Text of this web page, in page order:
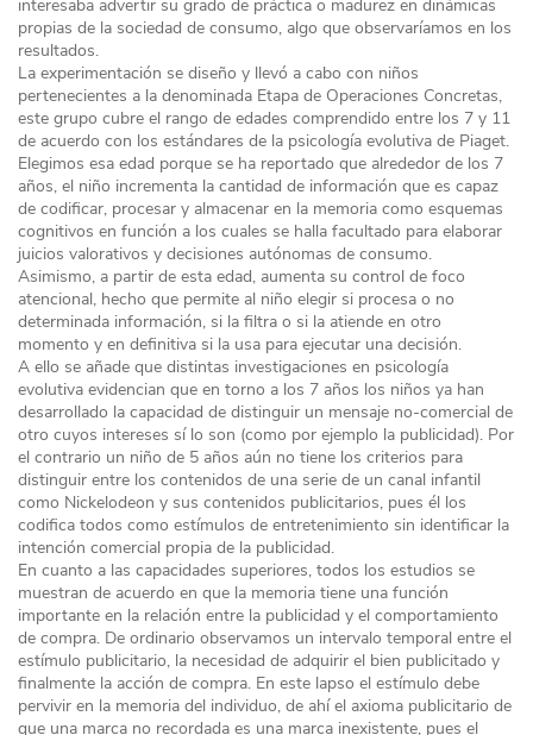
interesaba advertir su grado de práctica o madurez en dinámicas
propias de la sociedad de consumo, algo que observaríamos en los
resultados.
La experimentación se diseño y llevó a cabo con niños
pertenecientes a la denominada Etapa de Operaciones Concretas,
este grupo cubre el rango de edades comprendido entre los 7 y 11
de acuerdo con los estándares de la psicología evolutiva de Piaget.
Elegimos esa edad porque se ha reportado que alrededor de los 7
años, el niño incrementa la cantidad de información que es capaz
de codificar, procesar y almacenar en la memoria como esquemas
cognitivos en función a los cuales se halla facultado para elaborar
juicios valorativos y decisiones autónomas de consumo.
Asimismo, a partir de esta edad, aumenta su control de foco
atencional, hecho que permite al niño elegir si procesa o no
determinada información, si la filtra o si la atiende en otro
momento y en definitiva si la usa para ejecutar una decisión.
A ello se añade que distintas investigaciones en psicología
evolutiva evidencian que en torno a los 7 años los niños ya han
desarrollado la capacidad de distinguir un mensaje no-comercial de
otro cuyos intereses sí lo son (como por ejemplo la publicidad). Por
el contrario un niño de 5 años aún no tiene los criterios para
distinguir entre los contenidos de una serie de un canal infantil
como Nickelodeon y sus contenidos publicitarios, pues él los
codifica todos como estímulos de entretenimiento sin identificar la
intención comercial propia de la publicidad.
En cuanto a las capacidades superiores, todos los estudios se
muestran de acuerdo en que la memoria tiene una función
importante en la relación entre la publicidad y el comportamiento
de compra. De ordinario observamos un intervalo temporal entre el
estímulo publicitario, la necesidad de adquirir el bien publicitado y
finalmente la acción de compra. En este lapso el estímulo debe
pervivir en la memoria del individuo, de ahí el axioma publicitario de
que una marca no recordada es una marca inexistente, pues el